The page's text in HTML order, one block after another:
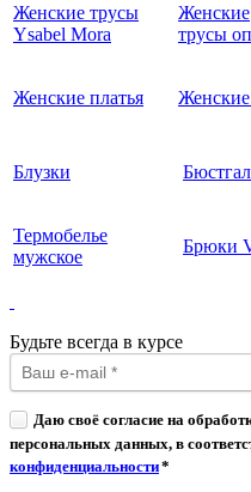
Женские трусы
Ysabel Mora
Женские
трусы
Женские платья
Блузки
Термобелье
мужское
Брюки
Будьте всегда в курсе
Даю своё согласие на
персональных данных, в
конфиденциальности*